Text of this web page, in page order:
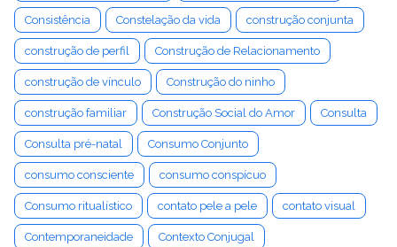
Consistência Constelação da vida construção conjunta
construção de perfil Construção de Relacionamento
construção de vínculo Construção do ninho
construção familiar Construção Social do Amor Consulta
Consulta pré-natal Consumo Conjunto
consumo consciente consumo conspícuo
Consumo ritualístico contato pele a pele contato visual
Contemporaneidade Contexto Conjugal